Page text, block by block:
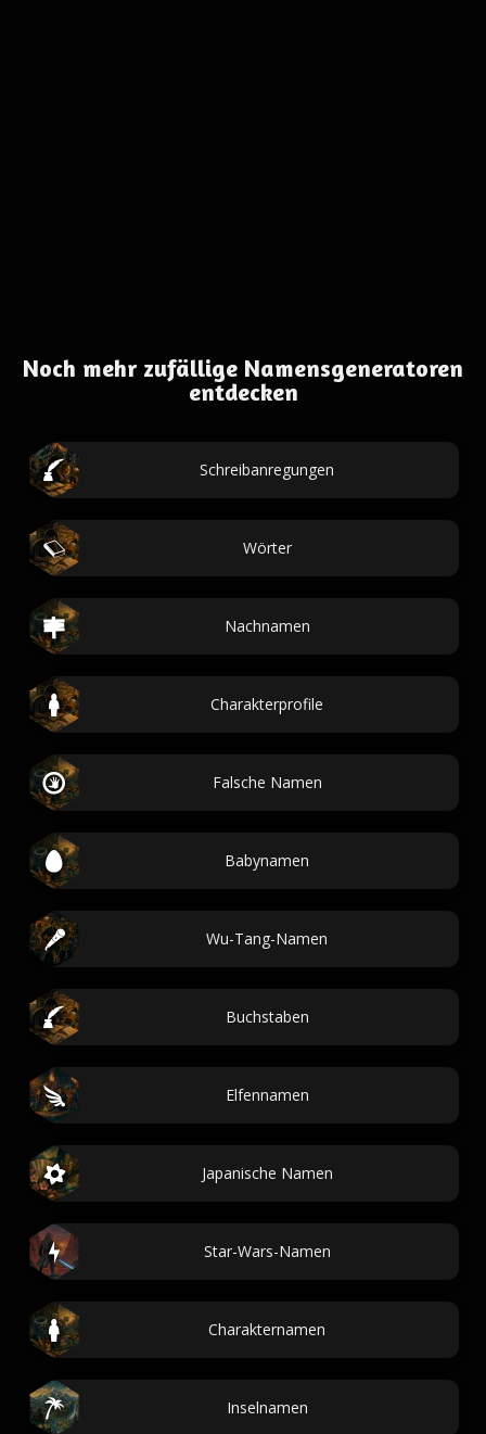
Noch mehr zufällige Namensgeneratoren
entdecken
Schreibanregungen
Wörter
Nachnamen
Charakterprofile
Falsche Namen
Babynamen
Wu-Tang-Namen
Buchstaben
Elfennamen
Japanische Namen
Star-Wars-Namen
Charakternamen
Inselnamen